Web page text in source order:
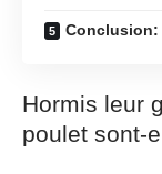
Conclusion:
Hormis leur
poulet sont-